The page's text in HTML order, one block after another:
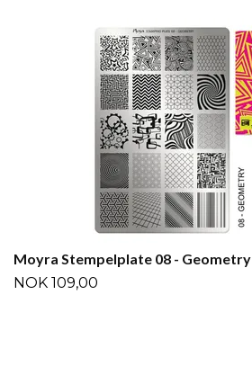
Moyra Stempelplate 08 - Geometry
NOK 109,00